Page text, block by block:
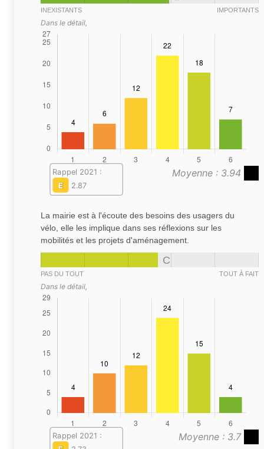
INEXISTANTS IMPORTANTS
Dans le détail,
Moyenne : 3.94
Rappel 2021 :
E
2.87
La mairie est à l'écoute des besoins des usagers du
vélo, elle les implique dans ses réflexions sur les
mobilités et les projets d'aménagement.
C
PAS DU TOUT TOUT À FAIT
Dans le détail,
Moyenne : 3.7
Rappel 2021 :